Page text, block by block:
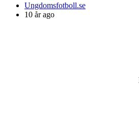
Posted
by
Ungdomsfotboll.se
10 år ago